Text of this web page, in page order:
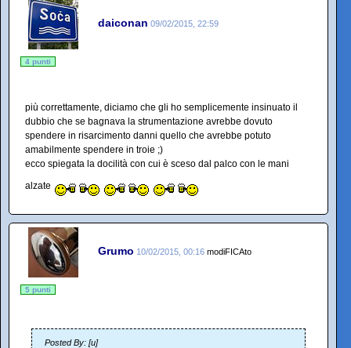
daiconan 09/02/2015, 22:59
4 punti
più correttamente, diciamo che gli ho semplicemente insinuato il
dubbio che se bagnava la strumentazione avrebbe dovuto
spendere in risarcimento danni quello che avrebbe potuto
amabilmente spendere in troie ;)
ecco spiegata la docilità con cui è sceso dal palco con le mani
alzate
Grumo 10/02/2015, 00:16 modiFICAto
5 punti
Posted By: [u]